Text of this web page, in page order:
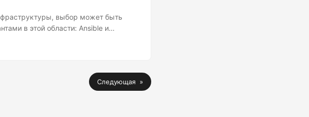
выбор может быть
в этой области: Ansible и
и уникальные преимущества,
мастер-узел управляет всей
для связи с управляемыми
Следующая »